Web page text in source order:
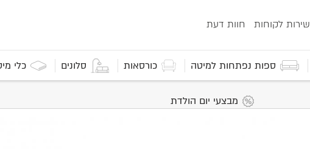
שירות לקוחות חוות דעת
ספות נפתחות למיטה כורסאות סלונים כלי
מבצעי יום הולדת